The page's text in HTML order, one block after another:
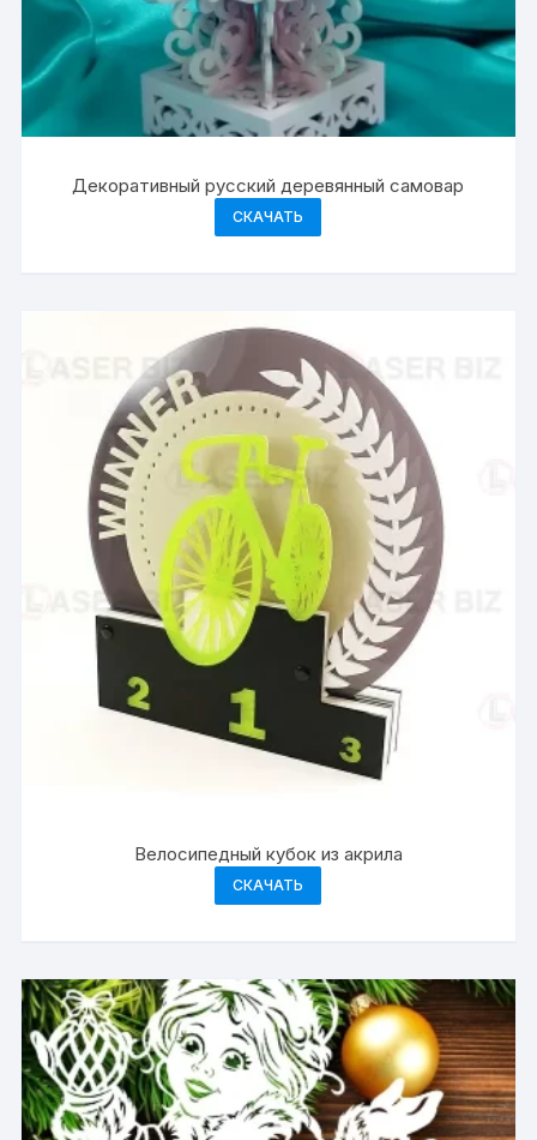
Декоративный русский деревянный самовар
СКАЧАТЬ
Велосипедный кубок из акрила
СКАЧАТЬ